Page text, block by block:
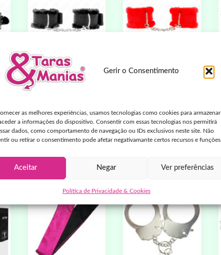
Gerir o Consentimento
as melhores experiências, usamos tecnologias como cookies para armazenar
a informações do dispositivo. Consentir com essas tecnologias nos permitirá
dados, como comportamento de navegação ou IDs exclusivos neste site. Não
ou retirar o consentimento pode afetar negativamante certos recursos e funções.
Aceitar Negar Ver preferências
Política de Privacidade & Cookies
kink – pulso forro
peludo preto ajustável
17-31 cm x 7 cm
incluído
kink – pulso forro
incluído